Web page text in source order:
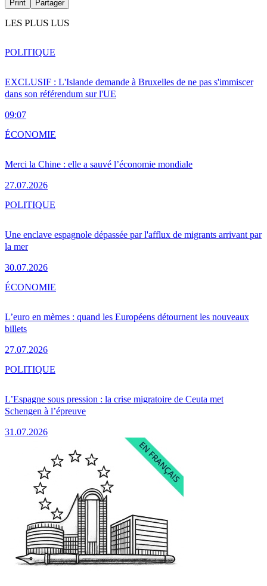
Print Partager
LES PLUS LUS
EXCLUSIF : L'Islande demande à Bruxelles de ne pas s'immiscer
dans son référendum sur l'UE
09:07
POLITIQUE
Merci la Chine : elle a sauvé l’économie mondiale
27.07.2026
ÉCONOMIE
Une enclave espagnole dépassée par l'afflux de migrants arrivant par
la mer
30.07.2026
POLITIQUE
L’euro en mèmes : quand les Européens détournent les nouveaux
billets
27.07.2026
ÉCONOMIE
L’Espagne sous pression : la crise migratoire de Ceuta met
Schengen à l’épreuve
31.07.2026
POLITIQUE